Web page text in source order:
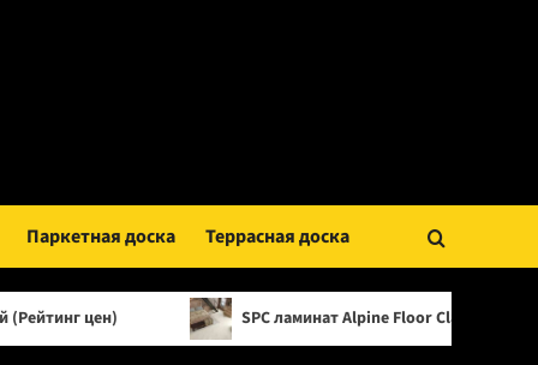
Паркетная доска Террасная доска
SPC ламинат Alpine Floor Classic Light 34 класс, 3.5 мм